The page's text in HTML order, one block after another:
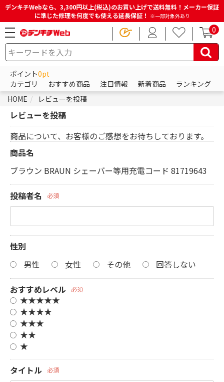
デンキチWebなら、3,300円以上(税込)のお買い上げで送料無料！メーカー保証
に準じた修理を何度でも使える延長保証！ ※一部対象外あり
0
ポイント0pt
カテゴリ
おすすめ商品 注目情報 新着商品
ランキング
HOME
レビューを投稿
レビューを投稿
商品について、お客様のご感想をお待ちしております。
商品名
ブラウン BRAUN シェーバー等用充電コード 81719643
投稿者名 必須
性別
男性
女性 その他 回答しない
おすすめレベル 必須
★★★★★
★★★★
★★★
★★
★
タイトル
必須